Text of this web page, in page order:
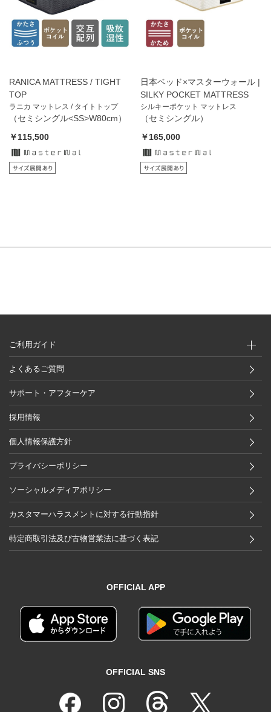
RANICA MATTRESS / TIGHT
TOP
ラニカ マットレス / タイトトップ
（セミシングル<SS>W80cm）
￥115,500
日本ベッド×マスターウォール |
SILKY POCKET MATTRESS
シルキーポケット マットレス
（セミシングル）
￥165,000
ご利用ガイド
よくあるご質問
サポート・アフターケア
採用情報
個人情報保護方針
プライバシーポリシー
ソーシャルメディアポリシー
カスタマーハラスメントに対する行動指針
特定商取引法及び古物営業法に基づく表記
OFFICIAL APP
OFFICIAL SNS